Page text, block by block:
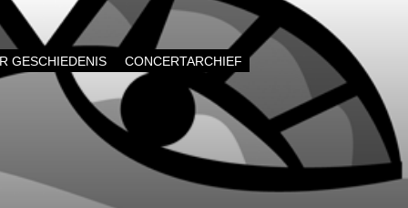
GESCHIEDENIS CONCERTARCHIEF